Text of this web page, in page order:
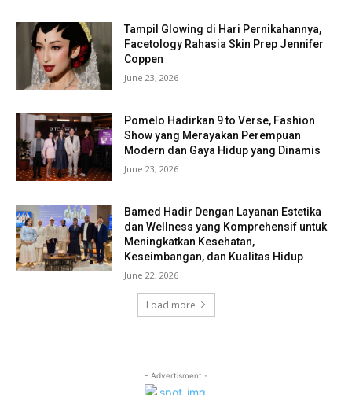
Tampil Glowing di Hari Pernikahannya,
Facetology Rahasia Skin Prep Jennifer
Coppen
June 23, 2026
Pomelo Hadirkan 9 to Verse, Fashion
Show yang Merayakan Perempuan
Modern dan Gaya Hidup yang Dinamis
June 23, 2026
Bamed Hadir Dengan Layanan Estetika
dan Wellness yang Komprehensif untuk
Meningkatkan Kesehatan,
Keseimbangan, dan Kualitas Hidup
June 22, 2026
Load more
- Advertisment -